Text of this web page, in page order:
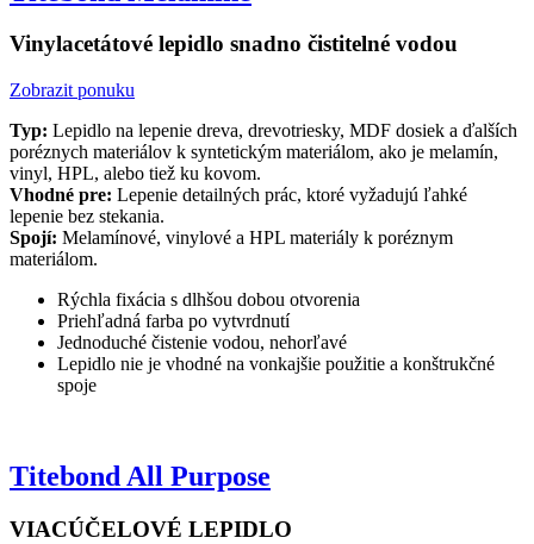
Vinylacetátové lepidlo snadno čistitelné vodou
Zobrazit ponuku
Typ: Lepidlo na lepenie dreva, drevotriesky, MDF dosiek a ďalších
poréznych materiálov k syntetickým materiálom, ako je melamín,
vinyl, HPL, alebo tiež ku kovom.
Vhodné pre: Lepenie detailných prác, ktoré vyžadujú ľahké
lepenie bez stekania.
Spojí: Melamínové, vinylové a HPL materiály k poréznym
materiálom.
Rýchla fixácia s dlhšou dobou otvorenia
Priehľadná farba po vytvrdnutí
Jednoduché čistenie vodou, nehorľavé
Lepidlo nie je vhodné na vonkajšie použitie a konštrukčné
spoje
Titebond All Purpose
VIACÚČELOVÉ LEPIDLO